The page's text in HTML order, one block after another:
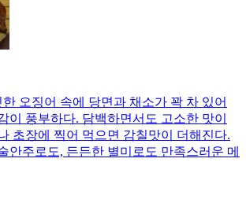
오징어 속에 당면과 채소가 꽉 차 있어
이 풍부하다. 담백하면서도 고소한 맛이
초장에 찍어 먹으면 감칠맛이 더해진다.
안주로도, 든든한 별미로도 만족스러운 메